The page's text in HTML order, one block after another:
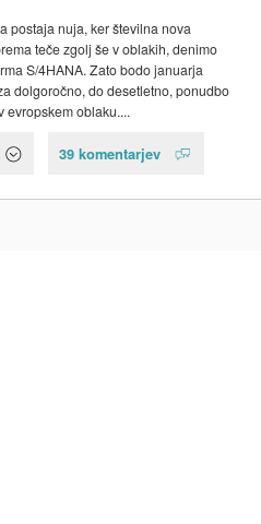
postaja nuja, ker številna nova
teče zgolj še v oblakih, denimo
S/4HANA. Zato bodo januarja
dolgoročno, do desetletno, ponudbo
evropskem oblaku....
39 komentarjev